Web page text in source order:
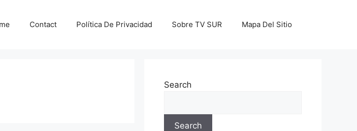
Contact Política De Privacidad Sobre TV SUR Mapa Del Sitio
Search
Search